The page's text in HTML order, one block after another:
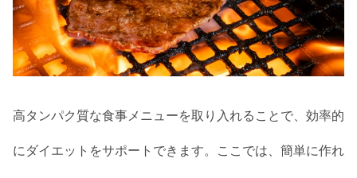
高タンパク質な食事メニューを取り入れることで、効率的
にダイエットをサポートできます。ここでは、簡単に作れ